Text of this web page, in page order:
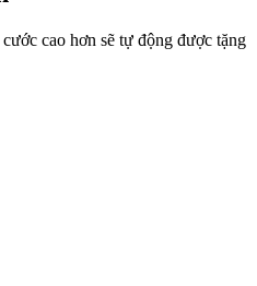
cao hơn sẽ tự động được tặng